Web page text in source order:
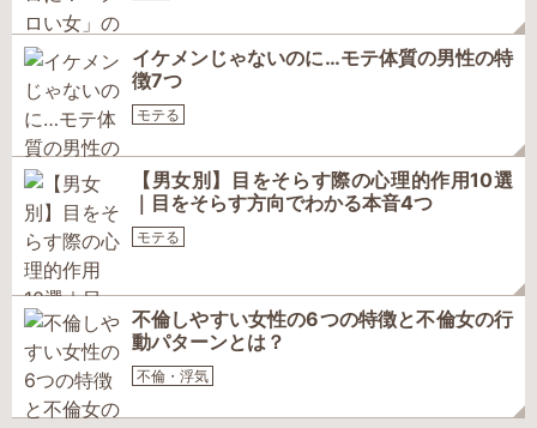
イケメンじゃないのに…モテ体質の男性の特
徴7つ
モテる
【男女別】目をそらす際の心理的作用10選
｜目をそらす方向でわかる本音4つ
モテる
不倫しやすい女性の6つの特徴と不倫女の行
動パターンとは？
不倫・浮気